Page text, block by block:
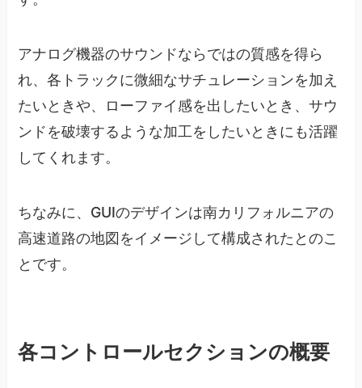
アナログ機器のサウンドならではの質感を得ら
れ、各トラックに微細なサチュレーションを加え
たいときや、ローファイ感を出したいとき、サウ
ンドを破壊するような加工をしたいときにも活躍
してくれます。
ちなみに、GUIのデザインは南カリフォルニアの
高速道路の地図をイメージして構成されたとのこ
とです。
各コントロールセクションの概要